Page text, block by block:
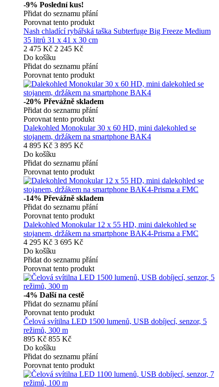
-9% Poslední kus!
Přidat do seznamu přání
Porovnat tento produkt
Nash chladící rybářská taška Subterfuge Big Freeze Medium
35 litrů 31 x 41 x 30 cm
2 475 Kč 2 245 Kč
Do košíku
Přidat do seznamu přání
Porovnat tento produkt
-20% Převážně skladem
Přidat do seznamu přání
Porovnat tento produkt
Dalekohled Monokular 30 x 60 HD, mini dalekohled se
stojanem, držákem na smartphone BAK4
4 895 Kč 3 895 Kč
Do košíku
Přidat do seznamu přání
Porovnat tento produkt
-14% Převážně skladem
Přidat do seznamu přání
Porovnat tento produkt
Dalekohled Monokular 12 x 55 HD, mini dalekohled se
stojanem, držákem na smartphone BAK4-Prisma a FMC
4 295 Kč 3 695 Kč
Do košíku
Přidat do seznamu přání
Porovnat tento produkt
-4% Další na cestě
Přidat do seznamu přání
Porovnat tento produkt
Čelová svítilna LED 1500 lumenů, USB dobíjecí, senzor, 5
režimů, 300 m
895 Kč 855 Kč
Do košíku
Přidat do seznamu přání
Porovnat tento produkt